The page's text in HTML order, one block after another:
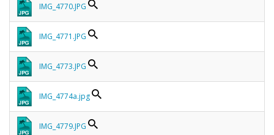
IMG_4770.JPG
IMG_4771.JPG
IMG_4773.JPG
IMG_4774a.jpg
IMG_4779.JPG